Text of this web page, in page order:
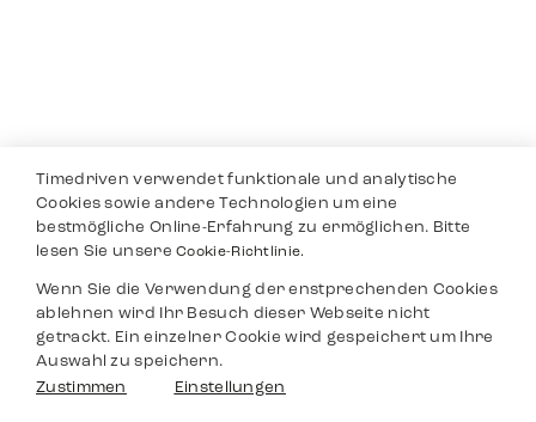
Timedriven verwendet funktionale und analytische
Cookies sowie andere Technologien um eine
bestmögliche Online-Erfahrung zu ermöglichen. Bitte
lesen Sie unsereCookie-Richtlinie.
Wenn Sie die Verwendung der enstprechenden Cookies
ablehnen wird Ihr Besuch dieser Webseite nicht
getrackt. Ein einzelner Cookie wird gespeichert um Ihre
Auswahl zu speichern.
Zustimmen
Einstellungen